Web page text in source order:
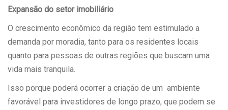
Expansão do setor imobiliário
O crescimento econômico da região tem estimulado a
demanda por moradia, tanto para os residentes locais
quanto para pessoas de outras regiões que buscam uma
vida mais tranquila.
Isso porque poderá ocorrer a criação de um ambiente
favorável para investidores de longo prazo, que podem se